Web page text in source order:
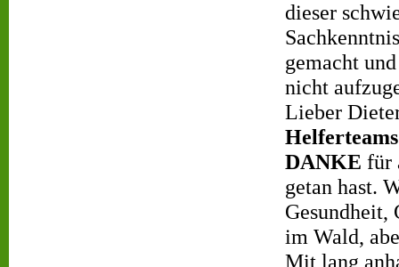
dieser
gemacht
nicht
Lieber
DANKE für
getan hast.
Gesundheit,
im Wald,
Mit lang